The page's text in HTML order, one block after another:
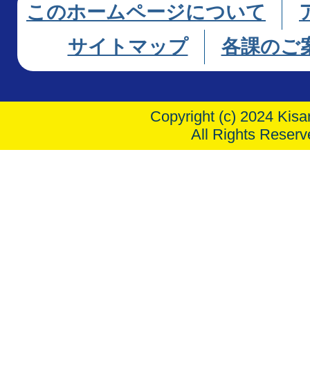
このホームページについて
サイトマップ
各課のご
Copyright (c) 2024
All Rights